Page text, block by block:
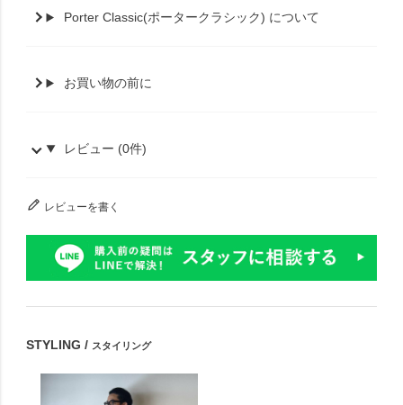
Porter Classic(ポータークラシック) について
お買い物の前に
レビュー (0件)
レビューを書く
STYLING / スタイリング